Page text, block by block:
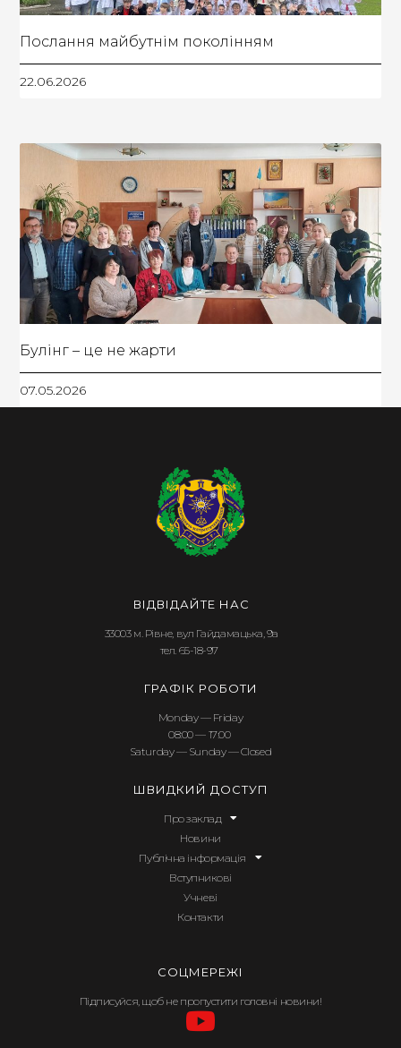
Послання майбутнім поколінням
22.06.2026
Булінг – це не жарти
07.05.2026
ВІДВІДАЙТЕ НАС
33003 м. Рівне, вул Гайдамацька, 9а
тел. 65-18-97
ГРАФІК РОБОТИ
Monday — Friday
08:00 — 17:00
Saturday — Sunday — Closed
ШВИДКИЙ ДОСТУП
Про заклад
Новини
Публічна інформація
Вступникові
Учневі
Контакти
СОЦМЕРЕЖІ
Підписуйся, щоб не пропустити головні новини!